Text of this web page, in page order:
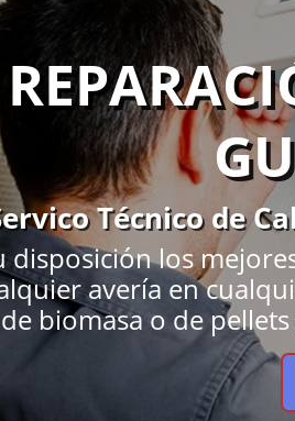
Técnico de
disposición los
avería en
de biomasa o de